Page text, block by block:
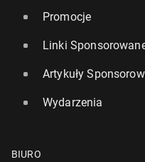
Promocje
Linki
Artykuły
Wydarzenia
BIURO